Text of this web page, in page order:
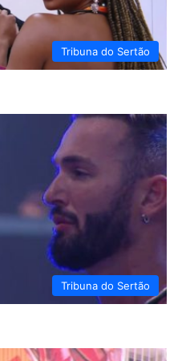
Tribuna do Sertão
Tribuna do Sertão